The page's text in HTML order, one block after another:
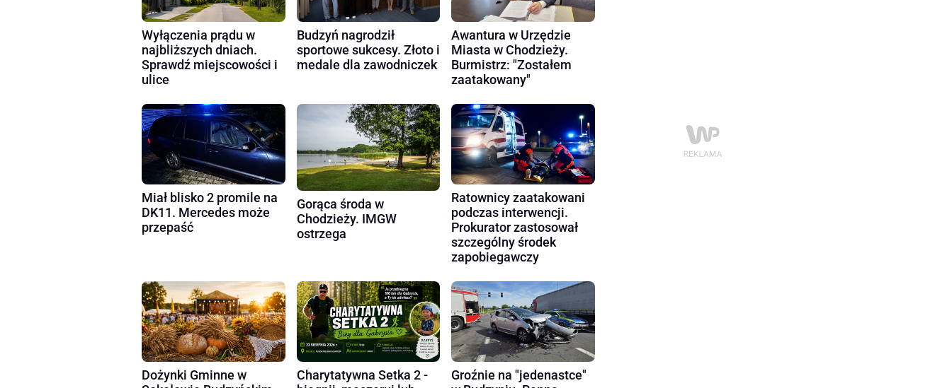
Wyłączenia prądu w
najbliższych dniach.
Sprawdź miejscowości i
ulice
Budzyń nagrodził
sportowe sukcesy. Złoto i
medale dla zawodniczek
Awantura w Urzędzie
Miasta w Chodzieży.
Burmistrz: "Zostałem
zaatakowany"
Miał blisko 2 promile na
DK11. Mercedes może
przepaść
Gorąca środa w
Chodzieży. IMGW
ostrzega
Ratownicy zaatakowani
podczas interwencji.
Prokurator zastosował
szczególny środek
zapobiegawczy
Dożynki Gminne w
Charytatywna Setka 2 -
Groźnie na "jedenastce"